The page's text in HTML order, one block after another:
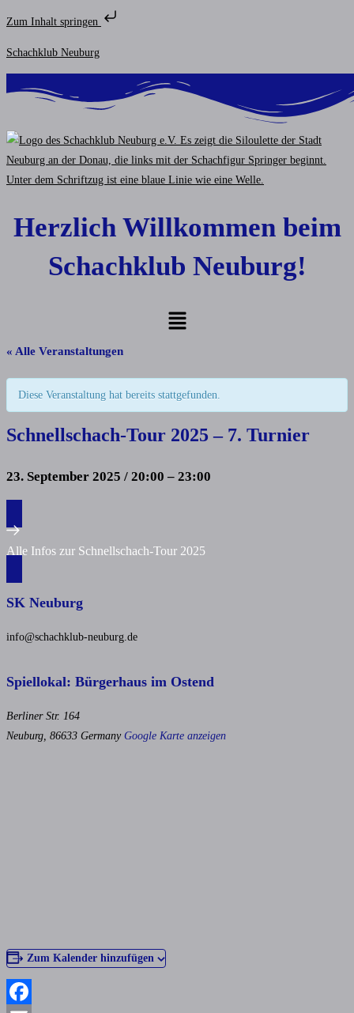
Zum Inhalt springen
Zum
Inhalt
springen
Schachklub Neuburg
Herzlich Willkommen beim
Schachklub Neuburg!
Menü
« Alle Veranstaltungen
Diese Veranstaltung hat bereits stattgefunden.
Schnellschach-Tour 2025 – 7. Turnier
23. September 2025 / 20:00 – 23:00
Alle Infos zur Schnellschach-Tour 2025
SK Neuburg
info@schachklub-neuburg.de
Spiellokal: Bürgerhaus im Ostend
Berliner Str. 164
Neuburg, 86633 Germany Google Karte anzeigen
Zum Kalender hinzufügen